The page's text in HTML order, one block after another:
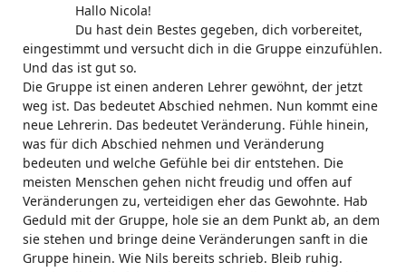
Hallo Nicola!
Du hast dein Bestes gegeben, dich vorbereitet,
eingestimmt und versucht dich in die Gruppe einzufühlen.
Und das ist gut so.
Die Gruppe ist einen anderen Lehrer gewöhnt, der jetzt
weg ist. Das bedeutet Abschied nehmen. Nun kommt eine
neue Lehrerin. Das bedeutet Veränderung. Fühle hinein,
was für dich Abschied nehmen und Veränderung
bedeuten und welche Gefühle bei dir entstehen. Die
meisten Menschen gehen nicht freudig und offen auf
Veränderungen zu, verteidigen eher das Gewohnte. Hab
Geduld mit der Gruppe, hole sie an dem Punkt ab, an dem
sie stehen und bringe deine Veränderungen sanft in die
Gruppe hinein. Wie Nils bereits schrieb. Bleib ruhig.